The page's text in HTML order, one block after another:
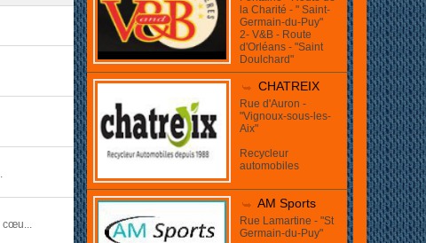
cœu...
la Charité - " Saint-
Germain-du-Puy"
2- V&B - Route
d'Orléans - "Saint
Doulchard"
CHATREIX
Rue d'Auron -
"Vignoux-sous-les-
Aix"
Recycleur
automobiles
AM Sports
Rue Lamartine - "St
Germain-du-Puy"